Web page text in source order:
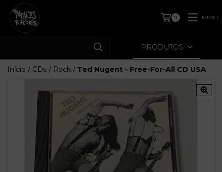
0 MENU
PRODUTOS
Início / CDs / Rock / Ted Nugent - Free-For-All CD USA